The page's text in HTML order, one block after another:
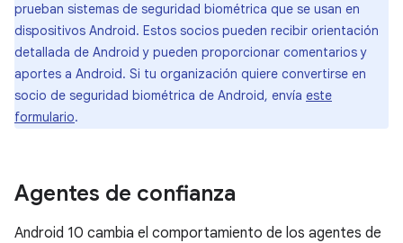
prueban sistemas de seguridad biométrica que se usan en
dispositivos Android. Estos socios pueden recibir orientación
detallada de Android y pueden proporcionar comentarios y
aportes a Android. Si tu organización quiere convertirse en
socio de seguridad biométrica de Android, envía este
formulario.
Agentes de confianza
Android 10 cambia el comportamiento de los agentes de